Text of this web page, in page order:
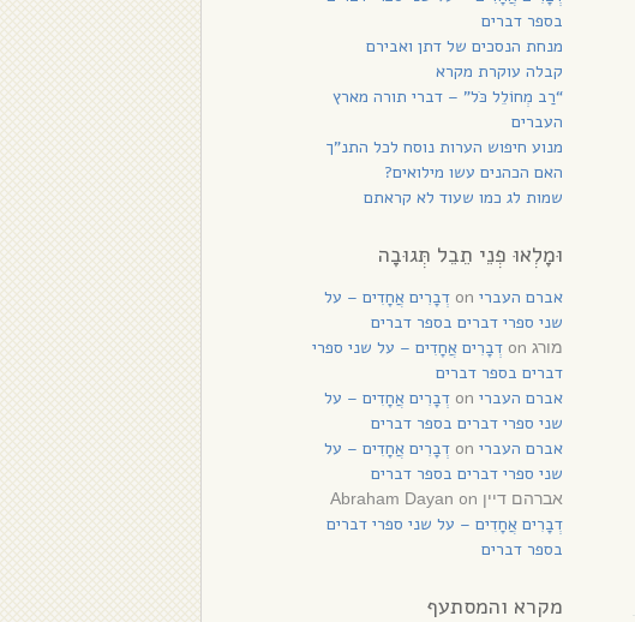
בספר דברים
מנחת הנסכים של דתן ואבירם
קבלה עוקרת מקרא
“רַב מְחוֹלֵל כֹּל” – דברי תורה מארץ
העברים
מנוע חיפוש הערות נוסח לכל התנ”ך
האם הכהנים עשו מילואים?
שמות לג כמו שעוד לא קראתם
וּמָלְאוּ פְנֵי תֵבֵל תְּגוּבָה
אברם העברי
דְבָרִים אֲחָדִים – על
שני ספרי דברים בספר דברים
מורג
דְבָרִים אֲחָדִים – על שני ספרי
דברים בספר דברים
אברם העברי
דְבָרִים אֲחָדִים – על
שני ספרי דברים בספר דברים
אברם העברי
דְבָרִים אֲחָדִים – על
שני ספרי דברים בספר דברים
אברהם דיין Abraham Dayan on
דְבָרִים אֲחָדִים – על שני ספרי דברים
בספר דברים
מקרא והמסתעף